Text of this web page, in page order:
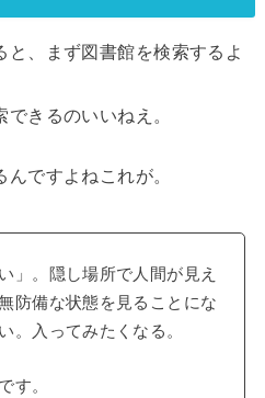
、まず図書館を検索するよ
きるのいいねえ。
ですよねこれが。
」。隠し場所で人間が見え
防備な状態を見ることにな
。入ってみたくなる。
す。